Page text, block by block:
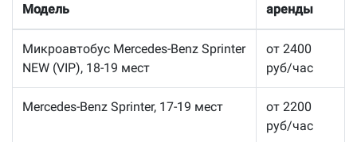
Модель
аренды
Микроавтобус Mercedes-Benz Sprinter
NEW (VIP), 18-19 мест
от 2400
руб/час
Mercedes-Benz Sprinter, 17-19 мест
от 2200
руб/час